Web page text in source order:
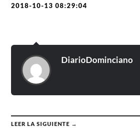
2018-10-13 08:29:04
DiarioDominciano
LEER LA SIGUIENTE →